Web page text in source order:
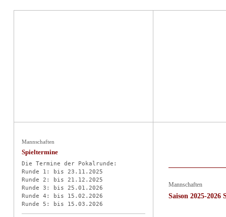
Mannschaften
Spieltermine
Die Termine der Pokalrunde:
Runde 1: bis 23.11.2025
Runde 2: bis 21.12.2025
Runde 3: bis 25.01.2026
Runde 4: bis 15.02.2026
Mannschaften
Saison 2025-